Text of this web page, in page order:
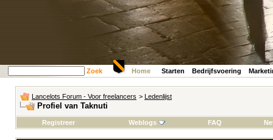
Zoek Home Starten Bedrijfsvoering
Lancelots Forum - Voor freelancers > Ledenlijst
Profiel van Taknuti
Registreer Weblogs FAQ